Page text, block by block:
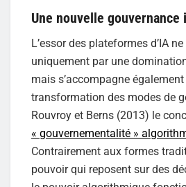
Une nouvelle gouvernance
L’essor des plateformes d’IA
uniquement par une
mais s’accompagne également
transformation des modes de
Rouvroy et Berns (2013) le
« gouvernementalité »
Contrairement aux formes
pouvoir qui reposent sur des